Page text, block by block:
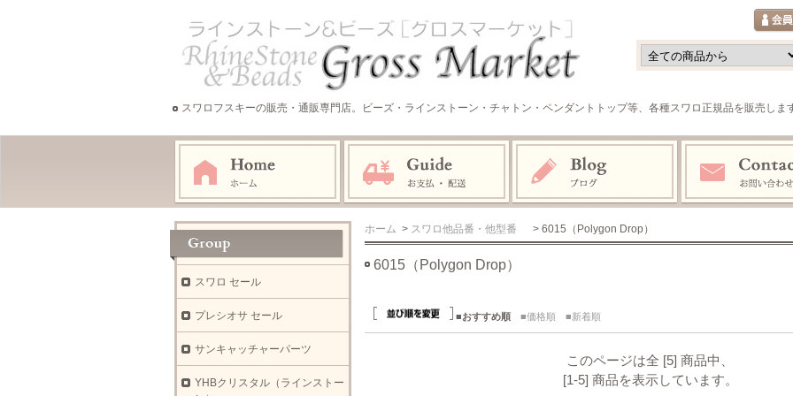
スワロフスキーの販売・通販専門店。ビーズ・ラインストーン・チャトン・ペンダントトップ等、各種スワロ正規品を販売しま
ホーム > スワロ他品番・他型番 > 6015（Polygon Drop）
6015（Polygon Drop）
■おすすめ順 ■価格順 ■新着順
このページは全 [5] 商品中、
[1-5] 商品を表示しています。
スワロ セール
プレシオサ セール
サンキャッチャーパーツ
YHBクリスタル（ラインストー